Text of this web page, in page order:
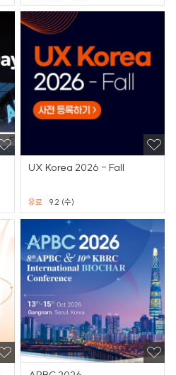
UX Korea 2026 - Fall
9.2 (수)
유료